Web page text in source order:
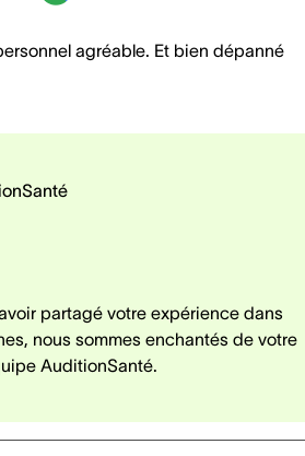
agréable. Et bien dépanné
partagé votre expérience dans
nous sommes enchantés de votre
AuditionSanté.